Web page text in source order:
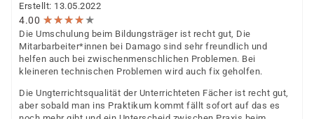
Erstellt: 13.05.2022
4.00 ★★★★★
★★★★★
Die Umschulung beim Bildungsträger ist recht gut, Die
Mitarbarbeiter*innen bei Damago sind sehr freundlich und
helfen auch bei zwischenmenschlichen Problemen. Bei
kleineren technischen Problemen wird auch fix geholfen.
Die Ungterrichtsqualität der Unterrichteten Fächer ist recht gut,
aber sobald man ins Praktikum kommt fällt sofort auf das es